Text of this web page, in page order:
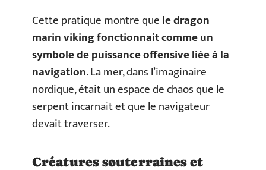
Cette pratique montre quele dragon
marin viking fonctionnait comme un
symbole de puissance offensive liée à la
navigation. La mer, dans l’imaginaire
nordique, était un espace de chaos que le
serpent incarnait et que le navigateur
devait traverser.
Créatures souterraines et